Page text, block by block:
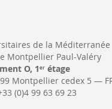
de la Méditerranée
Montpellier Paul-Valéry
O, 1 erétage
Montpellier cedex 5 —
(0)4 99 63 69 23